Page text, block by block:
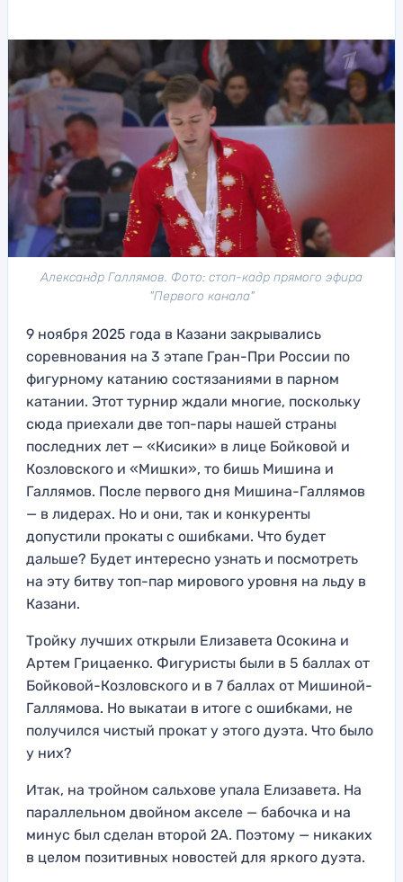
Александр Галлямов. Фото: стоп-кадр прямого эфира
"Первого канала"
9 ноября 2025 года в Казани закрывались
соревнования на 3 этапе Гран-При России по
фигурному катанию состязаниями в парном
катании. Этот турнир ждали многие, поскольку
сюда приехали две топ-пары нашей страны
последних лет — «Кисики» в лице Бойковой и
Козловского и «Мишки», то бишь Мишина и
Галлямов. После первого дня Мишина-Галлямов
— в лидерах. Но и они, так и конкуренты
допустили прокаты с ошибками. Что будет
дальше? Будет интересно узнать и посмотреть
на эту битву топ-пар мирового уровня на льду в
Казани.
Тройку лучших открыли Елизавета Осокина и
Артем Грицаенко. Фигуристы были в 5 баллах от
Бойковой-Козловского и в 7 баллах от Мишиной-
Галлямова. Но выкатаи в итоге с ошибками, не
получился чистый прокат у этого дуэта. Что было
у них?
Итак, на тройном сальхове упала Елизавета. На
параллельном двойном акселе — бабочка и на
минус был сделан второй 2А. Поэтому — никаких
в целом позитивных новостей для яркого дуэта.